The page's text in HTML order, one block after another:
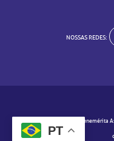
NOSSAS REDES:
© 2020 - Real e Benemérita
PT